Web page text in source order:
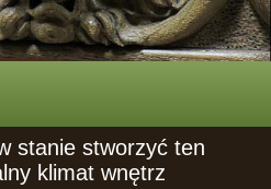
stanie stworzyć ten
klimat wnętrz